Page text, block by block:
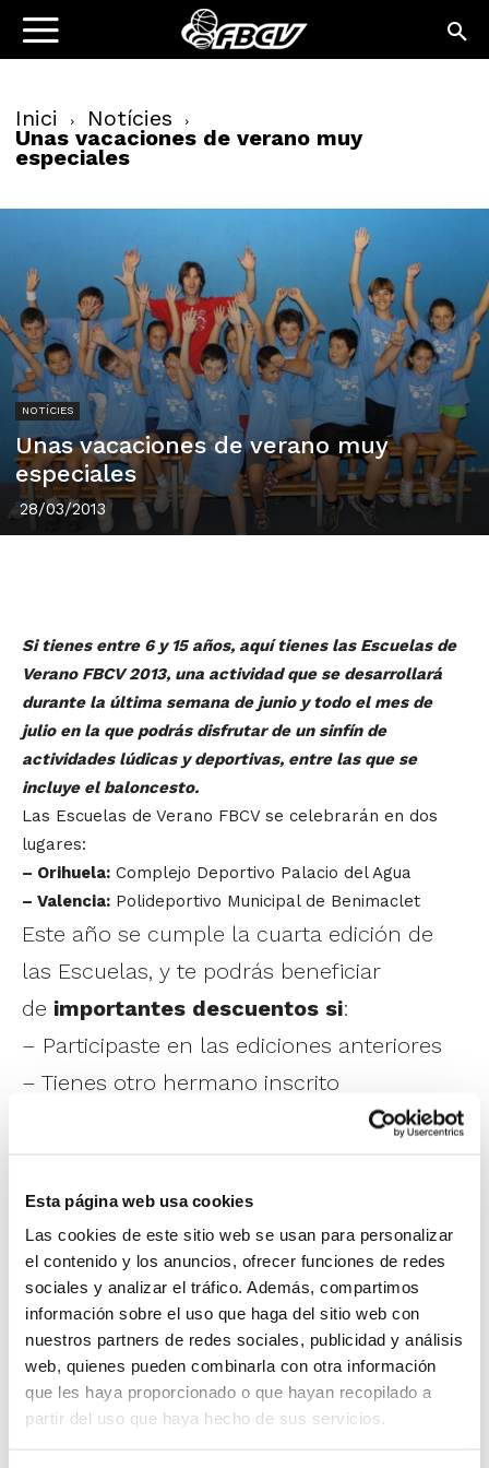
Esta página web usa cookies
Las cookies de este sitio web se usan para personalizar
el contenido y los anuncios, ofrecer funciones de redes
sociales y analizar el tráfico. Además, compartimos
información sobre el uso que haga del sitio web con
nuestros partners de redes sociales, publicidad y análisis
web, quienes pueden combinarla con otra información
que les haya proporcionado o que hayan recopilado a
partir del uso que haya hecho de sus servicios.
Inici Notícies
Unas vacaciones de verano muy
especiales
NOTÍCIES
Unas vacaciones de verano muy
especiales
28/03/2013
Si tienes entre 6 y 15 años, aquí tienes las Escuelas de
Verano FBCV 2013, una actividad que se desarrollará
durante la última semana de junio y todo el mes de
julio en la que podrás disfrutar de un sinfín de
actividades lúdicas y deportivas, entre las que se
incluye el baloncesto.
Las Escuelas de Verano FBCV se celebrarán en dos
lugares:
– Orihuela: Complejo Deportivo Palacio del Agua
– Valencia: Polideportivo Municipal de Benimaclet
Este año se cumple la cuarta edición de
las Escuelas, y te podrás beneficiar
de importantes descuentos si:
– Participaste en las ediciones anteriores
– Tienes otro hermano inscrito
– Reservas un pack de varias semanas (si
la última te sale gratis)
A todas estas ventajas puedes sumarle la
opción de acogerte alpago fraccionado
contratas más de dos semanas.
No te pierdas una de las actividades
estrella de este verano, con la garantía y